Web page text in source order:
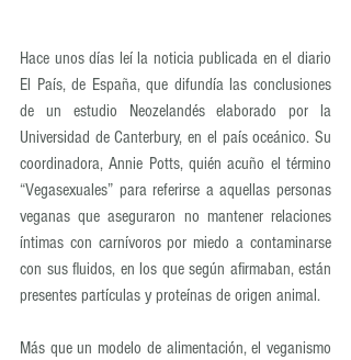
Hace unos días leí la noticia publicada en el diario
El País, de España, que difundía las conclusiones
de un estudio Neozelandés elaborado por la
Universidad de Canterbury, en el país oceánico. Su
coordinadora, Annie Potts, quién acuño el término
“Vegasexuales” para referirse a aquellas personas
veganas que aseguraron no mantener relaciones
íntimas con carnívoros por miedo a contaminarse
con sus fluidos, en los que según afirmaban, están
presentes partículas y proteínas de origen animal.
Más que un modelo de alimentación, el veganismo